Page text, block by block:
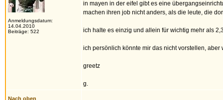
Anmeldungsdatum:
14.04.2010
Beiträge: 522
in mayen in der eifel gibt es eine
machen ihren job nicht anders, als die leute, die
ich halte es einzig und allein für wichtig mehr als
ich persönlich könnte mir das nicht vorstellen,
greetz
g.
Nach oben